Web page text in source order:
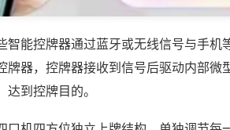
智能控牌器通过蓝牙或无线信号与手机
牌器，控牌器接收到信号后驱动内部微
到控牌目的。